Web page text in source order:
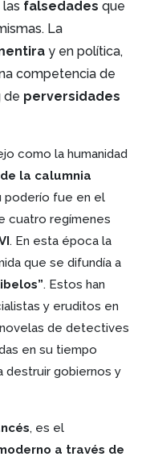
falsedades que
La
y en política,
competencia de
de perversidades
como la humanidad
la calumnia
poderío fue en el
cuatro regímenes
. En esta época la
que se difundía a
. Estos han
y eruditos en
de detectives
en su tiempo
destruir gobiernos y
, es el
a través de